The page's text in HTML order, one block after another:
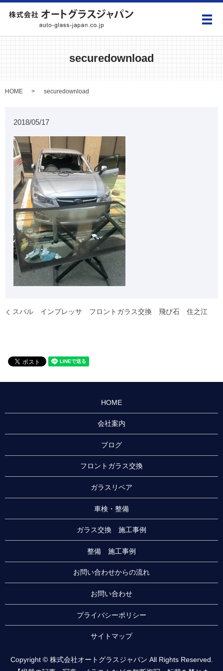
メ
securedownload
HOME securedownload
2018/05/17
スバル インプレッサ フロントガラス交換 飛び石 住之江
HOME
会社案内
ブログ
フロントガラス交換
ガラスリペア
車検・整備
ガラス交換 施工事例
整備 施工事例
お問い合わせからの流れ
お問い合わせ
プライバシーポリシー
サイトマップ
Copyright © 株式会社オートグラスジャパン All Rights Reserved.